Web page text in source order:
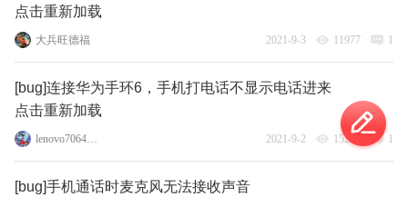
点击重新加载
大兵旺德福 2021-9-3 11977 1
[bug]连接华为手环6，手机打电话不显示电话进来
点击重新加载
lenovo70644993 2021-9-2 15227 1
[bug]手机通话时麦克风无法接收声音